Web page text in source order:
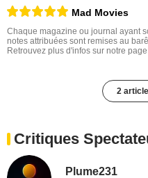
Mad Movies
Chaque magazine ou journal ayant
notes attribuées sont remises au
Retrouvez plus d'infos sur notre page
2
Critiques
Plume231